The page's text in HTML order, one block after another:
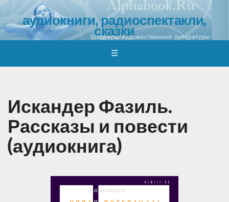
аудиокниги, радиоспектакли,
сказки
☰
Искандер Фазиль.
Рассказы и повести
(аудиокнига)